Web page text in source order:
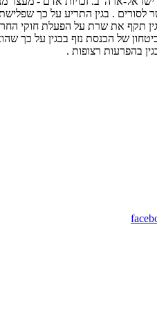
על מדיניות החוץ של הממשלה בקשר לסורים
תקף את שרת על הפעלת חוקי
של הכנסת נזף בבגין על כך
בהפרעות רצופות .